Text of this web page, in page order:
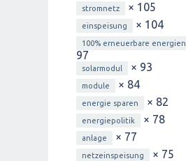
stromnetz × 105
einspeisung × 104
100% erneuerbare energien
97
solarmodul × 93
module × 84
energie sparen × 82
energiepolitik × 78
anlage × 77
netzeinspeisung × 75